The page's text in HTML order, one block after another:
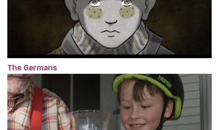
The Germans